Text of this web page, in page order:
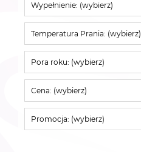
Wypełnienie: (wybierz)
Temperatura Prania: (wybierz)
Pora roku: (wybierz)
Cena: (wybierz)
Promocja: (wybierz)